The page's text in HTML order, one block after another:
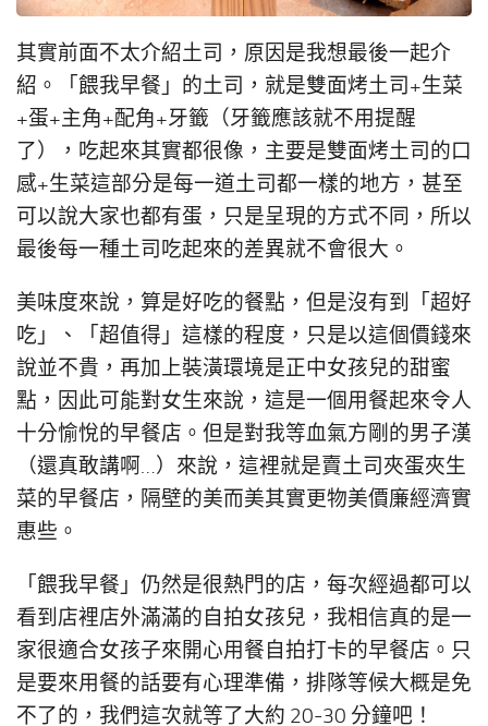
其實前面不太介紹土司，原因是我想最後一起介
紹。「餵我早餐」的土司，就是雙面烤土司+生菜
+蛋+主角+配角+牙籤（牙籤應該就不用提醒
了），吃起來其實都很像，主要是雙面烤土司的口
感+生菜這部分是每一道土司都一樣的地方，甚至
可以說大家也都有蛋，只是呈現的方式不同，所以
最後每一種土司吃起來的差異就不會很大。
美味度來說，算是好吃的餐點，但是沒有到「超好
吃」、「超值得」這樣的程度，只是以這個價錢來
說並不貴，再加上裝潢環境是正中女孩兒的甜蜜
點，因此可能對女生來說，這是一個用餐起來令人
十分愉悅的早餐店。但是對我等血氣方剛的男子漢
（還真敢講啊…）來說，這裡就是賣土司夾蛋夾生
菜的早餐店，隔壁的美而美其實更物美價廉經濟實
惠些。
「餵我早餐」仍然是很熱門的店，每次經過都可以
看到店裡店外滿滿的自拍女孩兒，我相信真的是一
家很適合女孩子來開心用餐自拍打卡的早餐店。只
是要來用餐的話要有心理準備，排隊等候大概是免
不了的，我們這次就等了大約 20-30 分鐘吧！